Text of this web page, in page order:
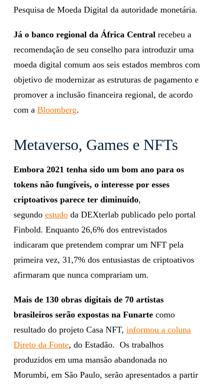
Pesquisa de Moeda Digital da autoridade monetária.
Já o banco regional da África Central recebeu a
recomendação de seu conselho para introduzir uma
moeda digital comum aos seis estados membros com
objetivo de modernizar as estruturas de pagamento e
promover a inclusão financeira regional, de acordo
com a Bloomberg.
Metaverso, Games e NFTs
Embora 2021 tenha sido um bom ano para os
tokens não fungíveis, o interesse por esses
criptoativos parece ter diminuído,
segundo estudo da DEXterlab publicado pelo portal
Finbold. Enquanto 26,6% dos entrevistados
indicaram que pretendem comprar um NFT pela
primeira vez, 31,7% dos entusiastas de criptoativos
afirmaram que nunca comprariam um.
Mais de 130 obras digitais de 70 artistas
brasileiros serão expostas na Funarte como
resultado do projeto Casa NFT, informou a coluna
Direto da Fonte, do Estadão. Os trabalhos
produzidos em uma mansão abandonada no
Morumbi, em São Paulo, serão apresentados a partir